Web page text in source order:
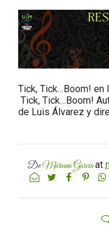
Tick, Tick…Boom! en
Tick, Tick…Boom!
de Luis Álvarez y
DeMariana Garcíaat